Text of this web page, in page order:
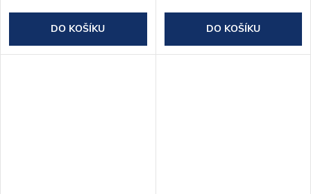
DO KOŠÍKU DO KOŠÍKU